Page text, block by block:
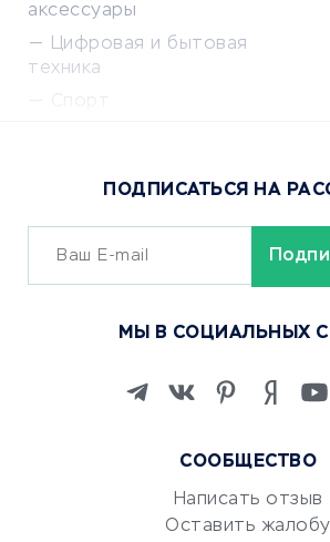
аксессуары
Цифровая и бытовая
техника
Сервисы доставки
ОБУЧЕНИЕ И РАБОТА
Изучение иностранных
Маркетинг и продажи
Репетиторство
Красота и здоровье
СООБЩЕСТВО
Написать отзыв
Оставить жалобу
ПОДПИСАТЬСЯ НА
МЫ В СОЦИАЛЬНЫХ